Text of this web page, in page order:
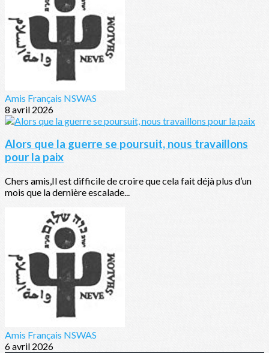
Amis Français NSWAS
8 avril 2026
Alors que la guerre se poursuit, nous travaillons
pour la paix
Chers amis,Il est difficile de croire que cela fait déjà plus d’un
mois que la dernière escalade...
Amis Français NSWAS
6 avril 2026